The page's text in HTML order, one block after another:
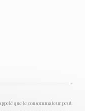
que le consommateur peut